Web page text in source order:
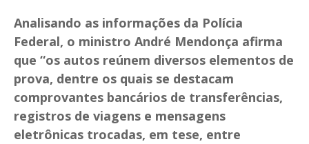
Analisando as informações da Polícia
Federal, o ministro André Mendonça afirma
que “os autos reúnem diversos elementos de
prova, dentre os quais se destacam
comprovantes bancários de transferências,
registros de viagens e mensagens
eletrônicas trocadas, em tese, entre